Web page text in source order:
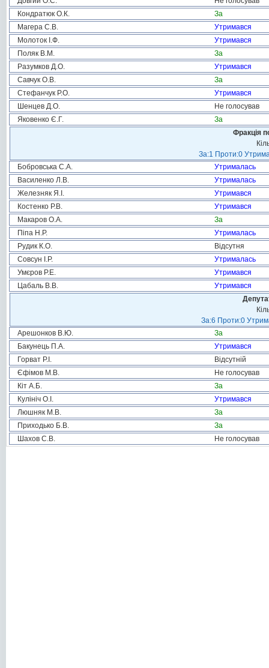
Кондратюк О.К.
За
Магера С.В.
Утримався
Молоток І.Ф.
Утримався
Поляк В.М.
За
Разумков Д.О.
Утримався
Савчук О.В.
За
Стефанчук Р.О.
Утримався
Шенцев Д.О.
Не голосував
Яковенко Є.Г.
За
Фракція
За:1 Проти:0
Бобровська С.А.
Утрималась
Василенко Л.В.
Утрималась
Железняк Я.І.
Утримався
Костенко Р.В.
Утримався
Макаров О.А.
За
Піпа Н.Р.
Утрималась
Рудик К.О.
Відсутня
Совсун І.Р.
Утрималась
Умєров Р.Е.
Утримався
Цабаль В.В.
Утримався
За:6 Проти:0
Арешонков В.Ю.
За
Бакунець П.А.
Утримався
Горват Р.І.
Відсутній
Єфімов М.В.
Не голосував
Кіт А.Б.
За
Кулініч О.І.
Утримався
Люшняк М.В.
За
Приходько Б.В.
За
Шахов С.В.
Не голосував